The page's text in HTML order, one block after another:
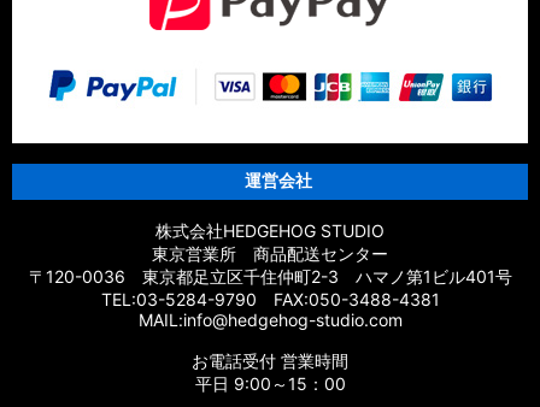
運営会社
株式会社HEDGEHOG STUDIO
東京営業所 商品配送センター
〒120-0036 東京都足立区千住仲町2-3 ハマノ第1ビル401号
TEL:03-5284-9790 FAX:050-3488-4381
MAIL:info@hedgehog-studio.com
お電話受付 営業時間
平日 9:00～15：00